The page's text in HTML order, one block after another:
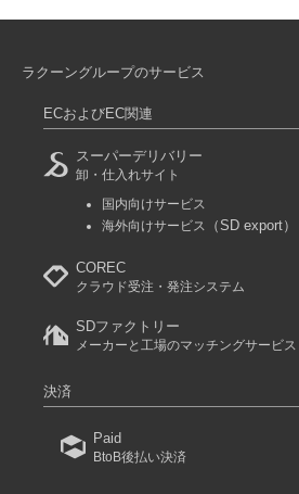
ラクーングループのサービス
ECおよびEC関連
スーパーデリバリー
卸・仕入れサイト
国内向けサービス
海外向けサービス
（SD export）
COREC
クラウド受注・発注システム
SDファクトリー
メーカーと工場のマッチングサービス
決済
Paid
BtoB後払い決済